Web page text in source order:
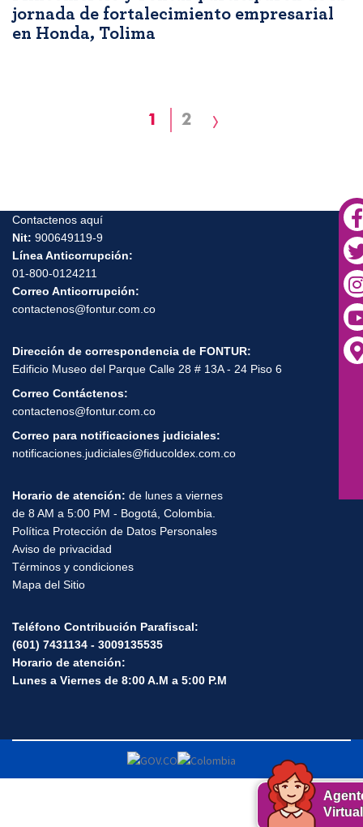
jornada de fortalecimiento empresarial
en Honda, Tolima
Página
1 Page
2
Siguiente
Contactenos aquí
Nit: 900649119-9
Línea Anticorrupción:
01-800-0124211
Correo Anticorrupción:
contactenos@fontur.com.co
Dirección de correspondencia de FONTUR:
Edificio Museo del Parque Calle 28 # 13A - 24 Piso 6
Correo Contáctenos:
contactenos@fontur.com.co
Correo para notificaciones judiciales:
notificaciones.judiciales@fiducoldex.com.co
Horario de atención: de lunes a viernes
de 8 AM a 5:00 PM - Bogotá, Colombia.
Política Protección de Datos Personales
Aviso de privacidad
Términos y condiciones
Mapa del Sitio
Teléfono Contribución Parafiscal:
(601) 7431134 - 3009135535
Horario de atención:
Lunes a Viernes de 8:00 A.M a 5:00 P.M
Virtual